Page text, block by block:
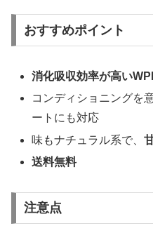
おすすめポイント
消化吸収効率が高い
コンディショニングを
ートにも対応
味もナチュラル系で、
送料無料
注意点